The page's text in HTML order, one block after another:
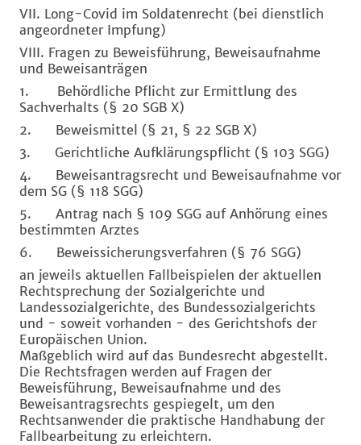
VII. Long-Covid im Soldatenrecht (bei dienstlich
angeordneter Impfung)
VIII. Fragen zu Beweisführung, Beweisaufnahme
und Beweisanträgen
1. Behördliche Pflicht zur Ermittlung des
Sachverhalts (§ 20 SGB X)
2. Beweismittel (§ 21, § 22 SGB X)
3. Gerichtliche Aufklärungspflicht (§ 103 SGG)
4. Beweisantragsrecht und Beweisaufnahme vor
dem SG (§ 118 SGG)
5. Antrag nach § 109 SGG auf Anhörung eines
bestimmten Arztes
6. Beweissicherungsverfahren (§ 76 SGG)
an jeweils aktuellen Fallbeispielen der aktuellen
Rechtsprechung der Sozialgerichte und
Landessozialgerichte, des Bundessozialgerichts
und - soweit vorhanden - des Gerichtshofs der
Europäischen Union.
Maßgeblich wird auf das Bundesrecht abgestellt.
Die Rechtsfragen werden auf Fragen der
Beweisführung, Beweisaufnahme und des
Beweisantragsrechts gespiegelt, um den
Rechtsanwender die praktische Handhabung der
Fallbearbeitung zu erleichtern.